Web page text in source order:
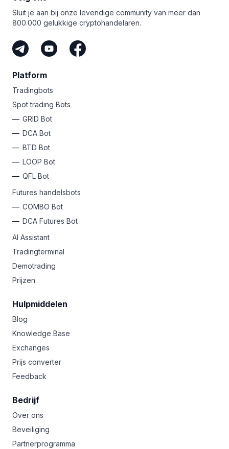
een derde partij hebben ondergaan, wat twijfel heeft
doen ontstaan over beweringen van Tether over hun
Sluit je aan bij onze levendige community van meer dan
800.000 gelukkige cryptohandelaren.
Platform
Tradingbots
Spot trading Bots
GRID Bot
DCA Bot
BTD Bot
LOOP Bot
QFL Bot
Futures handelsbots
COMBO Bot
DCA Futures Bot
AI Assistant
Tradingterminal
Demotrading
Prijzen
Hulpmiddelen
Blog
Knowledge Base
Exchanges
Prijs converter
Feedback
Bedrijf
Over ons
Beveiliging
Partnerprogramma